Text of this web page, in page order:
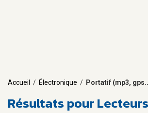
Accueil / Électronique / Portatif (mp3,
Résultats pour